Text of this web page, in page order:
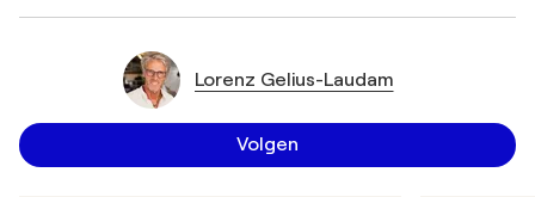
Lorenz Gelius-Laudam
Volgen